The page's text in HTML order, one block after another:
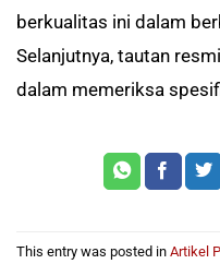
berkualitas ini dalam
Selanjutnya, tautan
dalam memeriksa
This entry was posted in Artikel